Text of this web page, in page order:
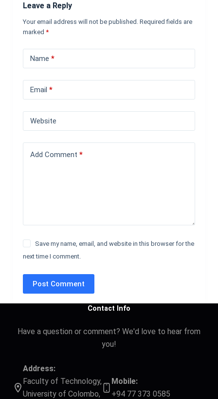
Leave a Reply
Your email address will not be published. Required fields are
marked *
Name *
Email *
Website
Add Comment *
Save my name, email, and website in this browser for the
next time I comment.
Post Comment
Contact Info
Have a question or comment? We'd love to hear from
you!
Address:
Faculty of Technology,
University of Colombo,
Mobile:
+94 77 373 0585